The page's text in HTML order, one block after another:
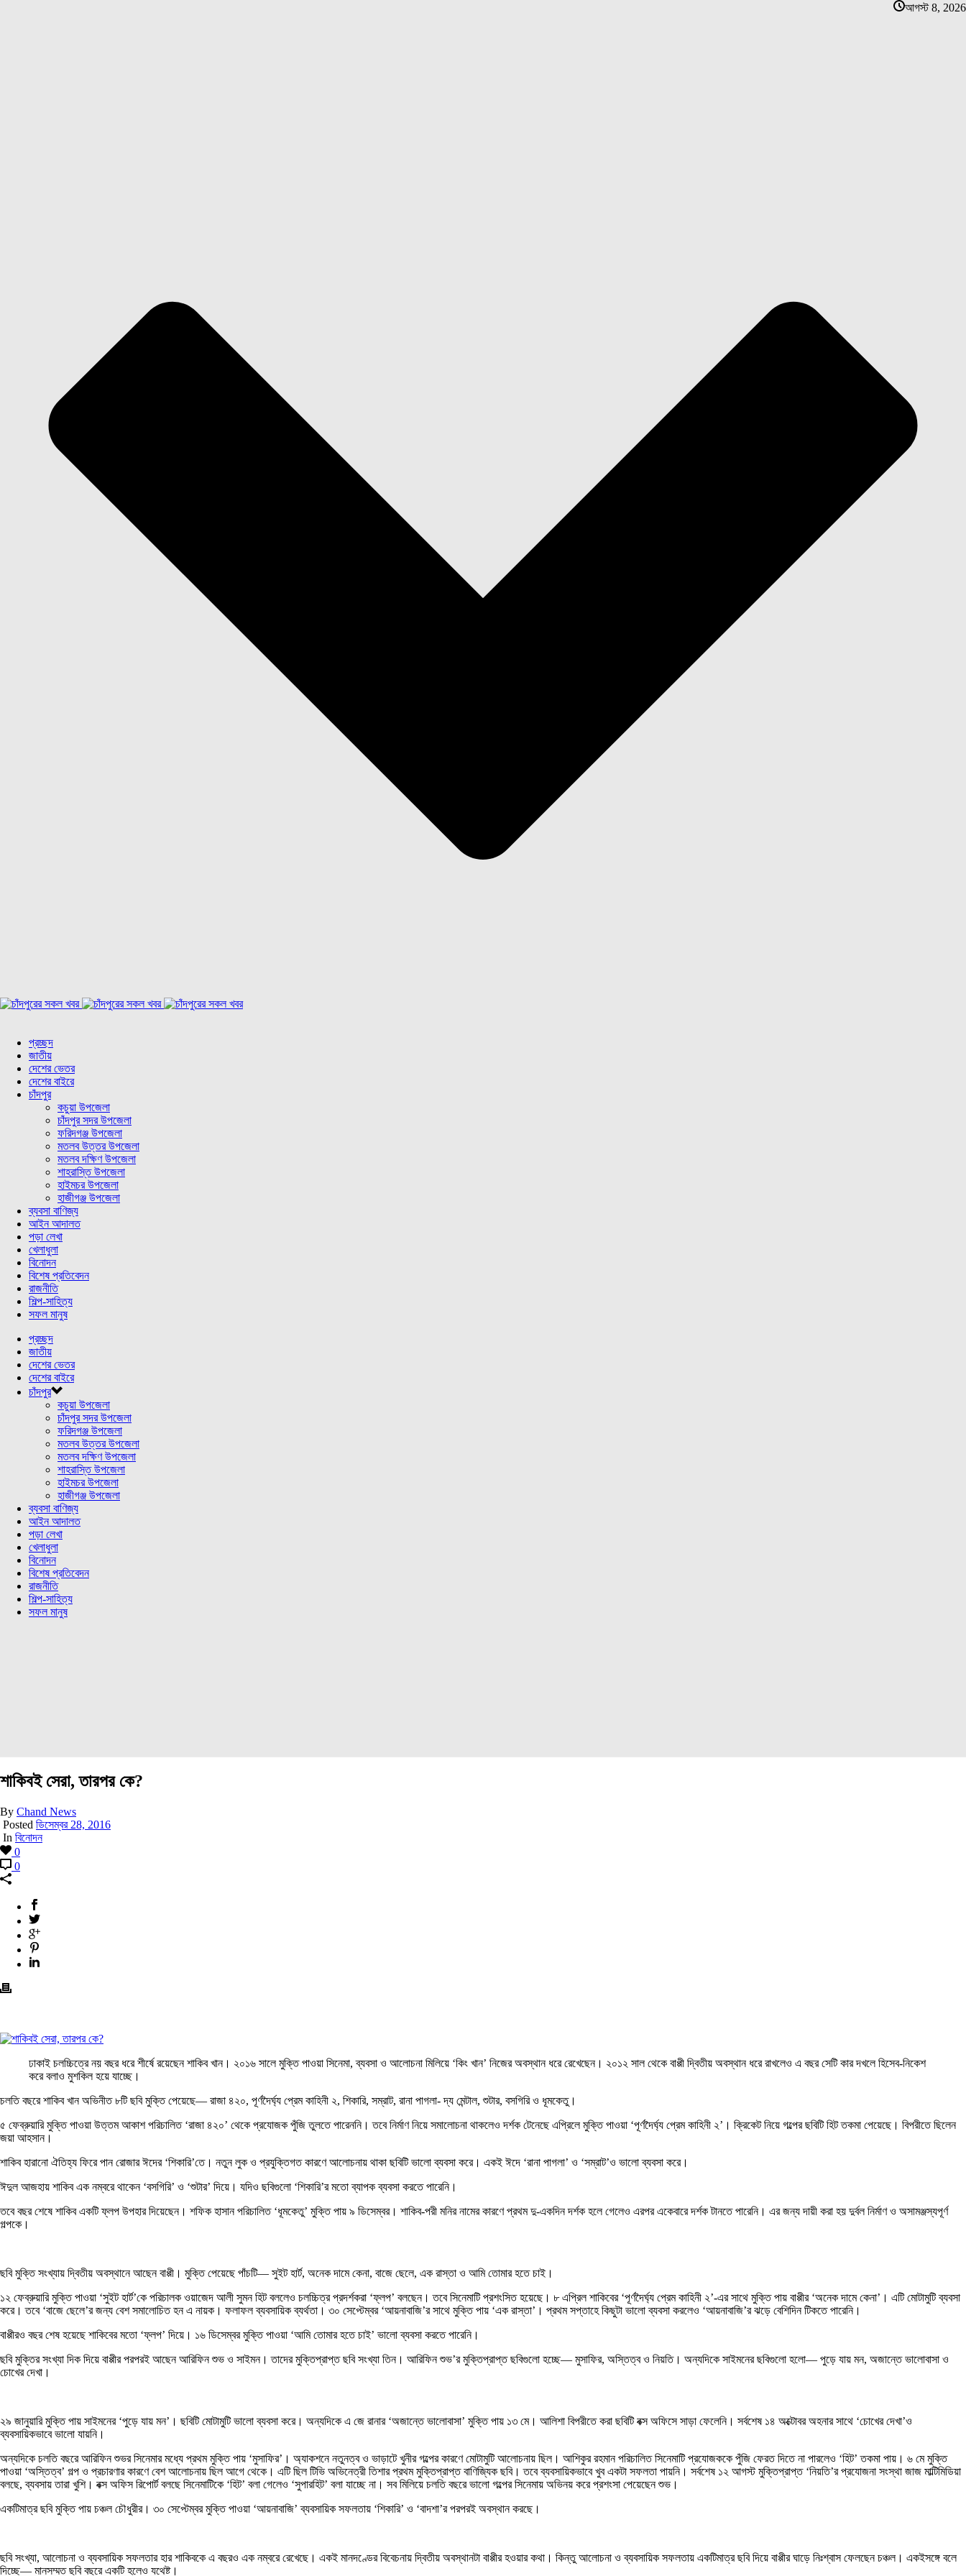
আগস্ট 8, 2026
প্রচ্ছদ
জাতীয়
দেশের ভেতর
দেশের বাইরে
চাঁদপুর
কচুয়া উপজেলা
চাঁদপুর সদর উপজেলা
ফরিদগঞ্জ উপজেলা
মতলব উত্তর উপজেলা
মতলব দক্ষিণ উপজেলা
শাহরাস্তি উপজেলা
হাইমচর উপজেলা
হাজীগঞ্জ উপজেলা
ব্যবসা বাণিজ্য
আইন আদালত
পড়া লেখা
খেলাধুলা
বিনোদন
বিশেষ প্রতিবেদন
রাজনীতি
শিল্প-সাহিত্য
সফল মানুষ
প্রচ্ছদ
জাতীয়
দেশের ভেতর
দেশের বাইরে
চাঁদপুর
কচুয়া উপজেলা
চাঁদপুর সদর উপজেলা
ফরিদগঞ্জ উপজেলা
মতলব উত্তর উপজেলা
মতলব দক্ষিণ উপজেলা
শাহরাস্তি উপজেলা
হাইমচর উপজেলা
হাজীগঞ্জ উপজেলা
ব্যবসা বাণিজ্য
আইন আদালত
পড়া লেখা
খেলাধুলা
বিনোদন
বিশেষ প্রতিবেদন
রাজনীতি
শিল্প-সাহিত্য
সফল মানুষ
শাকিবই সেরা, তারপর কে?
By Chand News
Posted ডিসেম্বর 28, 2016
In বিনোদন
0
0
ঢাকাই চলচ্চিত্রে নয় বছর ধরে শীর্ষে রয়েছেন শাকিব খান। ২০১৬ সালে মুক্তি পাওয়া সিনেমা, ব্যবসা ও আলোচনা মিলিয়ে ‘কিং খান’ নিজের অবস্থান ধরে রেখেছেন। ২০১২ সাল থেকে বাপ্পী দ্বিতীয় অবস্থান ধরে রাখলেও এ বছর সেটি কার দখলে হিসেব-নিকেশ
করে বলাও মুশকিল হয়ে যাচ্ছে।
চলতি বছরে শাকিব খান অভিনীত ৮টি ছবি মুক্তি পেয়েছে— রাজা ৪২০, পূর্ণদৈর্ঘ্য প্রেম কাহিনী ২, শিকারি, সম্রাট, রানা পাগলা- দ্য মেন্টাল, শুটার, বসগিরি ও ধূমকেতু।
৫ ফেব্রুয়ারি মুক্তি পাওয়া উত্তম আকাশ পরিচালিত ‘রাজা ৪২০’ থেকে প্রযোজক পুঁজি তুলতে পারেননি। তবে নির্মাণ নিয়ে সমালোচনা থাকলেও দর্শক টেনেছে এপ্রিলে মুক্তি পাওয়া ‘পূর্ণদৈর্ঘ্য প্রেম কাহিনী ২’। ক্রিকেট নিয়ে গল্পের ছবিটি হিট তকমা পেয়েছে। বিপরীতে ছিলেন
জয়া আহসান।
শাকিব হারানো ঐতিহ্য ফিরে পান রোজার ঈদের ‘শিকারি’তে। নতুন লুক ও প্রযুক্তিগত কারণে আলোচনায় থাকা ছবিটি ভালো ব্যবসা করে। একই ঈদে ‘রানা পাগলা’ ও ‘সম্রাট’ও ভালো ব্যবসা করে।
ঈদুল আজহায় শাকিব এক নম্বরে থাকেন ‘বসগিরি’ ও ‘শুটার’ দিয়ে। যদিও ছবিগুলো ‘শিকারি’র মতো ব্যাপক ব্যবসা করতে পারেনি।
তবে বছর শেষে শাকিব একটি ফ্লপ উপহার দিয়েছেন। শফিক হাসান পরিচালিত ‘ধূমকেতু’ মুক্তি পায় ৯ ডিসেম্বর। শাকিব-পরী মনির নামের কারণে প্রথম দু-একদিন দর্শক হলে গেলেও এরপর একেবারে দর্শক টানতে পারেনি। এর জন্য দায়ী করা হয় দুর্বল নির্মাণ ও অসামঞ্জস্যপূর্ণ
গল্পকে।
ছবি মুক্তি সংখ্যায় দ্বিতীয় অবস্থানে আছেন বাপ্পী। মুক্তি পেয়েছে পাঁচটি— সুইট হার্ট, অনেক দামে কেনা, বাজে ছেলে, এক রাস্তা ও আমি তোমার হতে চাই।
১২ ফেব্রুয়ারি মুক্তি পাওয়া ‘সুইট হার্ট’কে পরিচালক ওয়াজেদ আলী সুমন হিট বললেও চলচ্চিত্র প্রদর্শকরা ‘ফ্লপ’ বলছেন। তবে সিনেমাটি প্রশংসিত হয়েছে। ৮ এপ্রিল শাকিবের ‘পূর্ণদৈর্ঘ্য প্রেম কাহিনী ২’-এর সাথে মুক্তি পায় বাপ্পীর ‘অনেক দামে কেনা’। এটি মোটামুটি ব্যবসা
করে। তবে ‘বাজে ছেলে’র জন্য বেশ সমালোচিত হন এ নায়ক। ফলাফল ব্যবসায়িক ব্যর্থতা। ৩০ সেপ্টেম্বর ‘আয়নাবাজি’র সাথে মুক্তি পায় ‘এক রাস্তা’। প্রথম সপ্তাহে কিছুটা ভালো ব্যবসা করলেও ‘আয়নাবাজি’র ঝড়ে বেশিদিন টিকতে পারেনি।
বাপ্পীরও বছর শেষ হয়েছে শাকিবের মতো ‘ফ্লপ’ দিয়ে। ১৬ ডিসেম্বর মুক্তি পাওয়া ‘আমি তোমার হতে চাই’ ভালো ব্যবসা করতে পারেনি।
ছবি মুক্তির সংখ্যা দিক দিয়ে বাপ্পীর পরপরই আছেন আরিফিন শুভ ও সাইমন। তাদের মুক্তিপ্রাপ্ত ছবি সংখ্যা তিন। আরিফিন শুভ’র মুক্তিপ্রাপ্ত ছবিগুলো হচ্ছে— মুসাফির, অস্তিত্ব ও নিয়তি। অন্যদিকে সাইমনের ছবিগুলো হলো— পুড়ে যায় মন, অজান্তে ভালোবাসা ও
চোখের দেখা।
২৯ জানুয়ারি মুক্তি পায় সাইমনের ‘পুড়ে যায় মন’। ছবিটি মোটামুটি ভালো ব্যবসা করে। অন্যদিকে এ জে রানার ‘অজান্তে ভালোবাসা’ মুক্তি পায় ১৩ মে। আলিশা বিপরীতে করা ছবিটি বক্স অফিসে সাড়া ফেলেনি। সর্বশেষ ১৪ অক্টোবর অহনার সাথে ‘চোখের দেখা’ও
ব্যবসায়িকভাবে ভালো যায়নি।
অন্যদিকে চলতি বছরে আরিফিন শুভর সিনেমার মধ্যে প্রথম মুক্তি পায় ‘মুসাফির’। অ্যাকশনে নতুনত্ব ও ভাড়াটে খুনীর গল্পের কারণে মোটামুটি আলোচনায় ছিল। আশিকুর রহমান পরিচালিত সিনেমাটি প্রযোজককে পুঁজি ফেরত দিতে না পারলেও ‘হিট’ তকমা পায়। ৬ মে মুক্তি
পাওয়া ‘অস্তিত্ব’ গল্প ও প্রচারণার কারণে বেশ আলোচনায় ছিল আগে থেকে। এটি ছিল টিভি অভিনেত্রী তিশার প্রথম মুক্তিপ্রাপ্ত বাণিজ্যিক ছবি। তবে ব্যবসায়িকভাবে খুব একটা সফলতা পায়নি। সর্বশেষ ১২ আগস্ট মুক্তিপ্রাপ্ত ‘নিয়তি’র প্রযোজনা সংস্থা জাজ মাল্টিমিডিয়া
বলছে, ব্যবসায় তারা খুশি। বক্স অফিস রিপোর্ট বলছে সিনেমাটিকে ‘হিট’ বলা গেলেও ‘সুপারহিট’ বলা যাচ্ছে না। সব মিলিয়ে চলতি বছরে ভালো গল্পের সিনেমায় অভিনয় করে প্রশংসা পেয়েছেন শুভ।
একটিমাত্র ছবি মুক্তি পায় চঞ্চল চৌধুরীর। ৩০ সেপ্টেম্বর মুক্তি পাওয়া ‘আয়নাবাজি’ ব্যবসায়িক সফলতায় ‘শিকারি’ ও ‘বাদশা’র পরপরই অবস্থান করছে।
ছবি সংখ্যা, আলোচনা ও ব্যবসায়িক সফলতার হার শাকিবকে এ বছরও এক নম্বরে রেখেছে। একই মানদণ্ডের বিবেচনায় দ্বিতীয় অবস্থানটা বাপ্পীর হওয়ার কথা। কিন্তু আলোচনা ও ব্যবসায়িক সফলতায় একটিমাত্র ছবি দিয়ে বাপ্পীর ঘাড়ে নিঃশ্বাস ফেলছেন চঞ্চল। একইসঙ্গে বলে
দিচ্ছে— মানসম্মত ছবি বছরে একটি হলেও যথেষ্ট।